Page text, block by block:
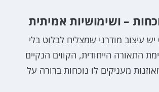
– ושימושיות אמיתית
ללינק אנד קו 08 יש עיצוב מודרני שמצליח לבלוט בלי
התאורה הייחודית, הקווים הנקיים
מעניקים לו נוכחות ברורה על